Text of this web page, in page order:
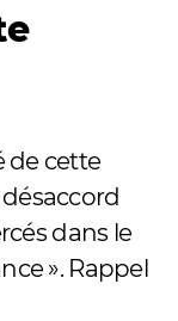
de cette
dans le
». Rappel